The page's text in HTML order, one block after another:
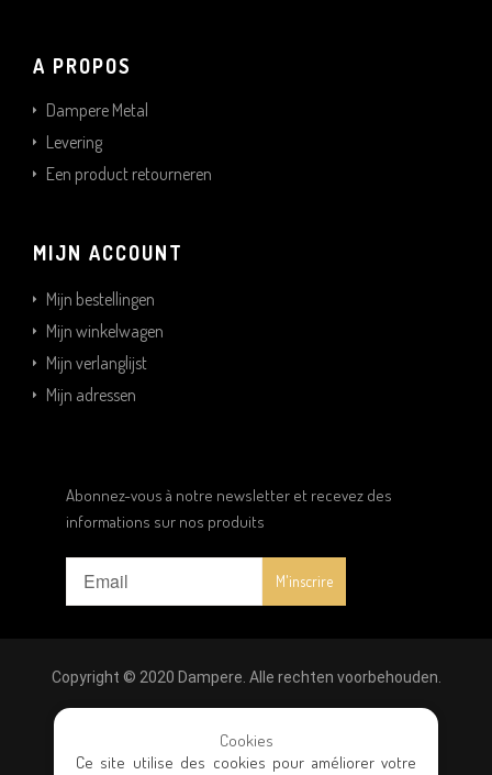
A PROPOS
Dampere Metal
Levering
Een product retourneren
MIJN ACCOUNT
Mijn bestellingen
Mijn winkelwagen
Mijn verlanglijst
Mijn adressen
Abonnez-vous à notre newsletter et recevez des
informations sur nos produits
Copyright © 2020 Dampere. Alle rechten voorbehouden.
Wettelijke vermeldingen |Privacybeleid
verkoopvoorwaarden
Cookies
Ce site utilise des cookies pour améliorer votre